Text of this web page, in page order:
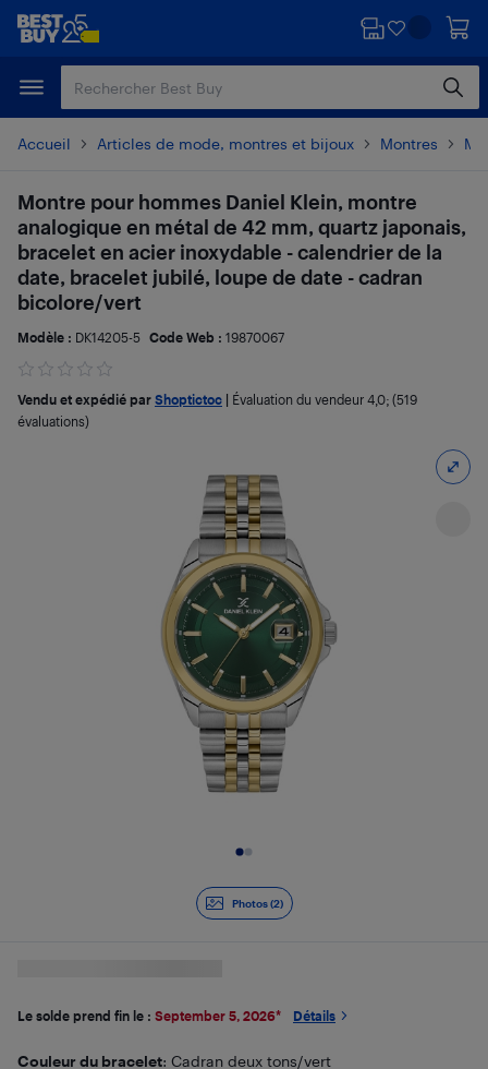
Passer
principal
Passer
Accueil Articles de mode, montres et bijoux Montres
Photos (2)
Montre pour hommes Daniel Klein, montre
analogique en métal de 42 mm, quartz japonais,
bracelet en acier inoxydable - calendrier de la
date, bracelet jubilé, loupe de date - cadran
bicolore/vert
Modèle : DK14205-5 Code Web : 19870067
Vendu et expédié par Shoptictoc Évaluation du vendeur 4,0; (519
évaluations)
Le solde prend fin le : September 5, 2026* Détails
Couleur du bracelet: Cadran deux tons/vert